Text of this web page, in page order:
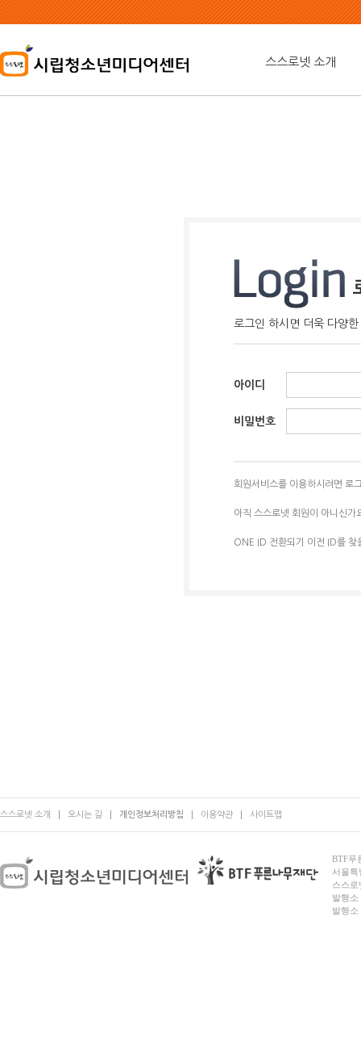
본
문
용
바
가
스스로넷 소개
로그인 하시면 더욱 다양
아이디
비밀번호
회원서비스를 이용하시려면 로
아직 스스로넷 회원이 아니신가
ONE ID 전환되기 이전 ID를 찾
스스로넷 소개 오시는 길 개인정보처리방침 이용약관 사이트맵
BTF푸
서울
스스로
발행소
발행소